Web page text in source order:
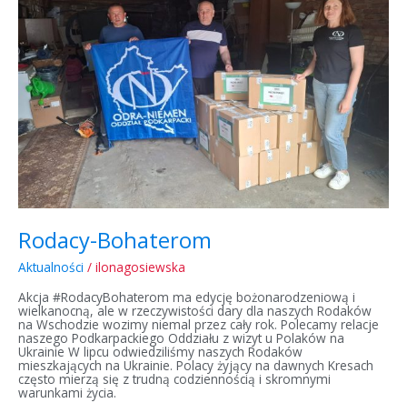
Rodacy-Bohaterom
Aktualności / ilonagosiewska
Akcja #RodacyBohaterom ma edycję bożonarodzeniową i
wielkanocną, ale w rzeczywistości dary dla naszych Rodaków
na Wschodzie wozimy niemal przez cały rok. Polecamy relacje
naszego Podkarpackiego Oddziału z wizyt u Polaków na
Ukrainie W lipcu odwiedziliśmy naszych Rodaków
mieszkających na Ukrainie. Polacy żyjący na dawnych Kresach
często mierzą się z trudną codziennością i skromnymi
warunkami życia.